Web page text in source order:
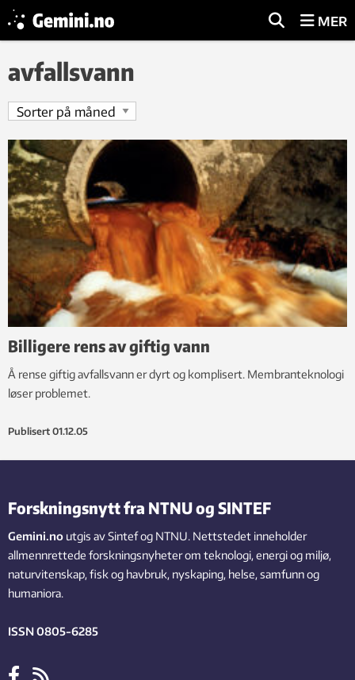
MER
avfallsvann
Billigere rens av giftig vann
Å rense giftig avfallsvann er dyrt og komplisert. Membranteknologi
løser problemet.
Publisert 01.12.05
Forskningsnytt fra NTNU og SINTEF
Gemini.no utgis av Sintef og NTNU. Nettstedet inneholder
allmennrettede forskningsnyheter om teknologi, energi og miljø,
naturvitenskap, fisk og havbruk, nyskaping, helse, samfunn og
humaniora.
ISSN 0805-6285